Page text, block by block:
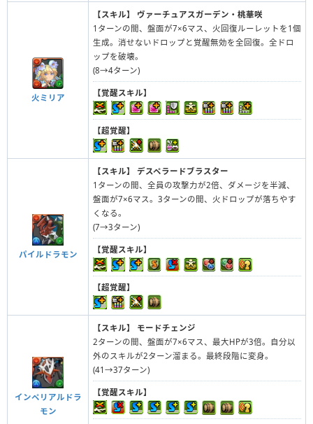
火ミリア
【スキル】
ヴァーチュアスガーデン・桃華咲
1ターンの間、盤面が7×6マス、火回復ルーレットを1個
生成。消せないドロップと覚醒無効を全回復。全ドロ
ップを破壊。
(8→4ターン)
【覚醒スキル】
【超覚醒】
パイルドラモン
【スキル】
デスペラードブラスター
1ターンの間、全員の攻撃力が2倍、ダメージを半減、
盤面が7×6マス。3ターンの間、火ドロップが落ちやす
くなる。
(7→3ターン)
【覚醒スキル】
【超覚醒】
インペリアルドラ
モン
【スキル】
モードチェンジ
2ターンの間、盤面が7×6マス、最大HPが3倍。自分以
外のスキルが2ターン溜まる。最終段階に変身。
(41→37ターン)
【覚醒スキル】